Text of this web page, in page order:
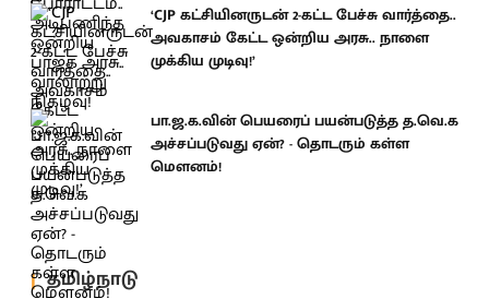
‘CJP கட்சியினருடன் 2-கட்ட பேச்சு வார்த்தை..
அவகாசம் கேட்ட ஒன்றிய அரசு.. நாளை
முக்கிய முடிவு!’
பா.ஜ.க.வின் பெயரைப் பயன்படுத்த த.வெ.க
அச்சப்படுவது ஏன்? - தொடரும் கள்ள
மெளனம்!
தமிழ்நாடு